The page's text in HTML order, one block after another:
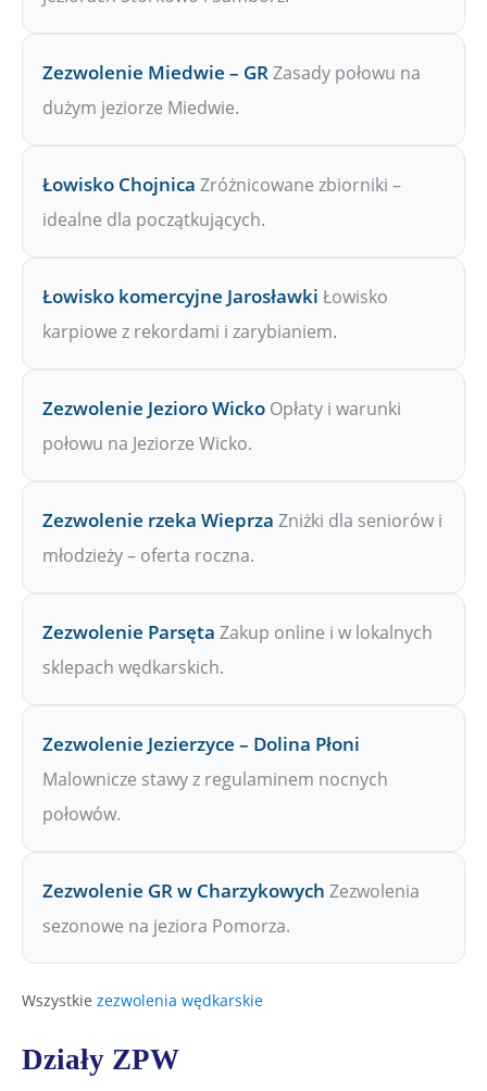
Zezwolenie Miedwie – GR Zasady połowu na
dużym jeziorze Miedwie.
Łowisko Chojnica Zróżnicowane zbiorniki –
idealne dla początkujących.
Łowisko komercyjne Jarosławki Łowisko
karpiowe z rekordami i zarybianiem.
Zezwolenie Jezioro Wicko Opłaty i warunki
połowu na Jeziorze Wicko.
Zezwolenie rzeka Wieprza Zniżki dla seniorów i
młodzieży – oferta roczna.
Zezwolenie Parsęta Zakup online i w lokalnych
sklepach wędkarskich.
Zezwolenie Jezierzyce – Dolina Płoni
Malownicze stawy z regulaminem nocnych
połowów.
Zezwolenie GR w Charzykowych Zezwolenia
sezonowe na jeziora Pomorza.
Wszystkie zezwolenia wędkarskie
Działy ZPW